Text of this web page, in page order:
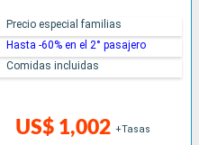
US$ 1,002 +Tasas
Precio especial familias
Hasta -60% en el 2° pasajero
Comidas incluidas